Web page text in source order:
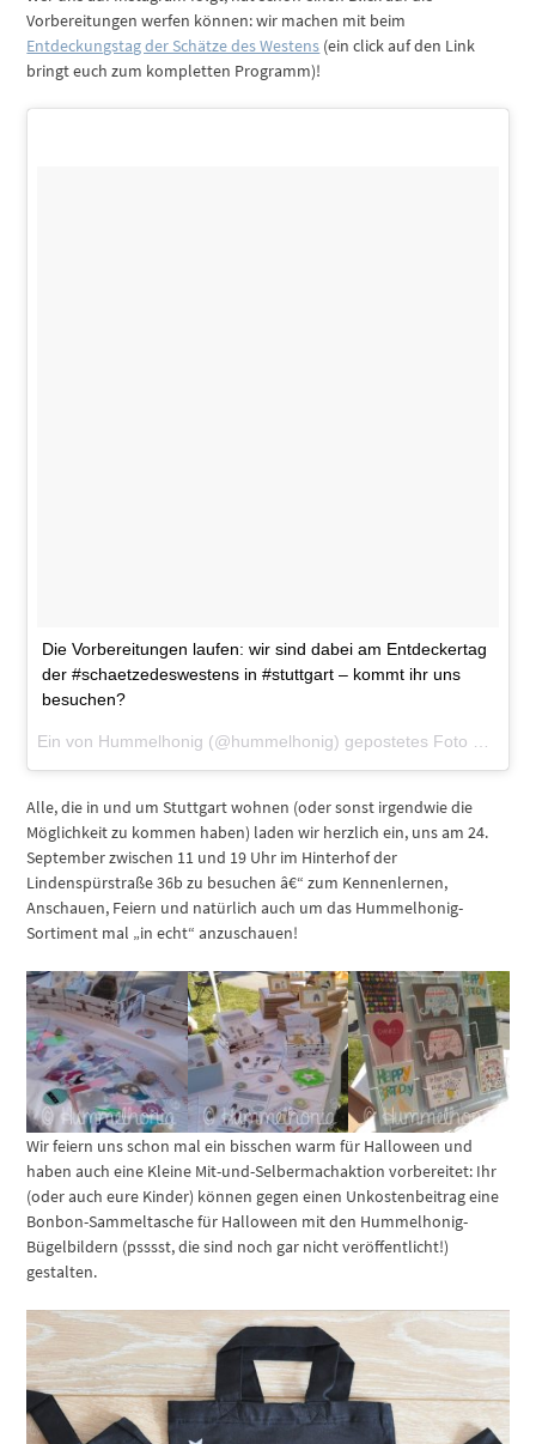
Vorbereitungen werfen können: wir machen mit beim
Entdeckungstag der Schätze des Westens (ein click auf den Link
bringt euch zum kompletten Programm)!
Die Vorbereitungen laufen: wir sind dabei am Entdeckertag
der #schaetzedeswestens in #stuttgart – kommt ihr uns
besuchen?
Ein von Hummelhonig (@hummelhonig) gepostetes Foto am
Alle, die in und um Stuttgart wohnen (oder sonst irgendwie die
Möglichkeit zu kommen haben) laden wir herzlich ein, uns am 24.
September zwischen 11 und 19 Uhr im Hinterhof der
Lindenspürstraße 36b zu besuchen â€“ zum Kennenlernen,
Anschauen, Feiern und natürlich auch um das Hummelhonig-
Sortiment mal „in echt“ anzuschauen!
Wir feiern uns schon mal ein bisschen warm für Halloween und
haben auch eine Kleine Mit-und-Selbermachaktion vorbereitet: Ihr
(oder auch eure Kinder) können gegen einen Unkostenbeitrag eine
Bonbon-Sammeltasche für Halloween mit den Hummelhonig-
Bügelbildern (psssst, die sind noch gar nicht veröffentlicht!)
gestalten.